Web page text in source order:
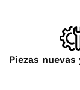
Piezas